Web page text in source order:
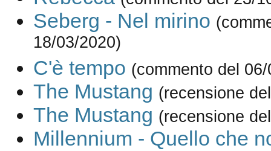
Seberg - Nel mirino
18/03/2020)
C'è tempo (commento del
The Mustang (recensione
The Mustang (recensione
Millennium - Quello che